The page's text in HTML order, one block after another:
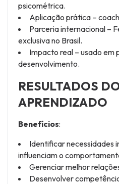
psicométrica.
Aplicação prática –
Parceria internacional –
exclusiva no Brasil.
Impacto real – usado em
desenvolvimento.
RESULTADOS
APRENDIZADO
Benefícios:
Identificar necessidades
influenciam o
Gerenciar melhor
Desenvolver